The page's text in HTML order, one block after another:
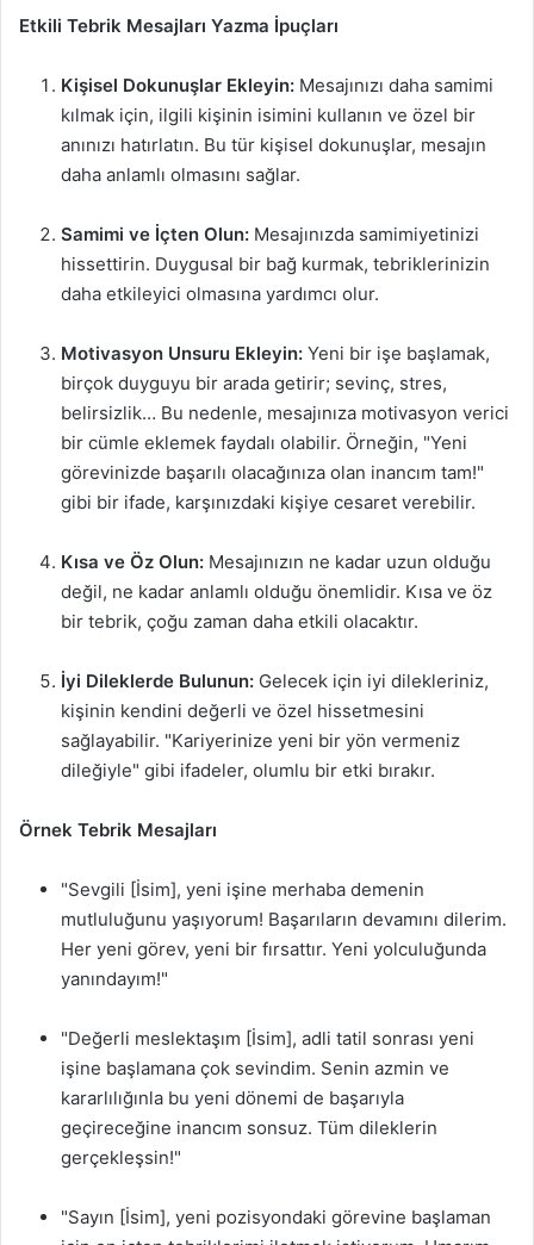
Etkili Tebrik Mesajları Yazma İpuçları
Kişisel Dokunuşlar Ekleyin: Mesajınızı daha samimi
kılmak için, ilgili kişinin isimini kullanın ve özel bir
anınızı hatırlatın. Bu tür kişisel dokunuşlar, mesajın
daha anlamlı olmasını sağlar.
Samimi ve İçten Olun: Mesajınızda samimiyetinizi
hissettirin. Duygusal bir bağ kurmak, tebriklerinizin
daha etkileyici olmasına yardımcı olur.
Motivasyon Unsuru Ekleyin: Yeni bir işe başlamak,
birçok duyguyu bir arada getirir; sevinç, stres,
belirsizlik… Bu nedenle, mesajınıza motivasyon verici
bir cümle eklemek faydalı olabilir. Örneğin, "Yeni
görevinizde başarılı olacağınıza olan inancım tam!"
gibi bir ifade, karşınızdaki kişiye cesaret verebilir.
Kısa ve Öz Olun: Mesajınızın ne kadar uzun olduğu
değil, ne kadar anlamlı olduğu önemlidir. Kısa ve öz
bir tebrik, çoğu zaman daha etkili olacaktır.
İyi Dileklerde Bulunun: Gelecek için iyi dilekleriniz,
kişinin kendini değerli ve özel hissetmesini
sağlayabilir. "Kariyerinize yeni bir yön vermeniz
dileğiyle" gibi ifadeler, olumlu bir etki bırakır.
Örnek Tebrik Mesajları
"Sevgili [İsim], yeni işine merhaba demenin
mutluluğunu yaşıyorum! Başarıların devamını dilerim.
Her yeni görev, yeni bir fırsattır. Yeni yolculuğunda
yanındayım!"
"Değerli meslektaşım [İsim], adli tatil sonrası yeni
işine başlamana çok sevindim. Senin azmin ve
kararlılığınla bu yeni dönemi de başarıyla
geçireceğine inancım sonsuz. Tüm dileklerin
gerçekleşsin!"
"Sayın [İsim], yeni pozisyondaki görevine başlaman